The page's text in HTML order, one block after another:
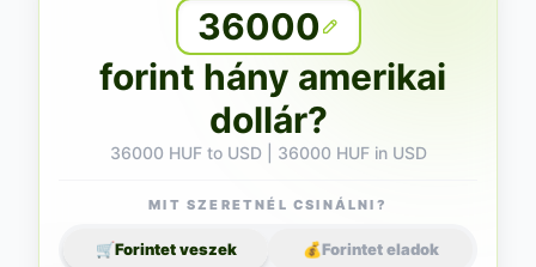
36000
forint hány amerikai
dollár?
36000 HUF to USD | 36000 HUF in USD
MIT SZERETNÉL CSINÁLNI?
🛒Forintet veszek 💰Forintet eladok